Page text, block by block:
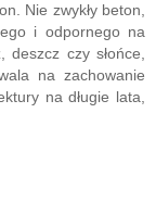
Nie zwykły beton,
i odpornego na
czy słońce,
na zachowanie
na długie lata,